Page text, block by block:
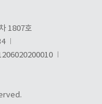
1807호